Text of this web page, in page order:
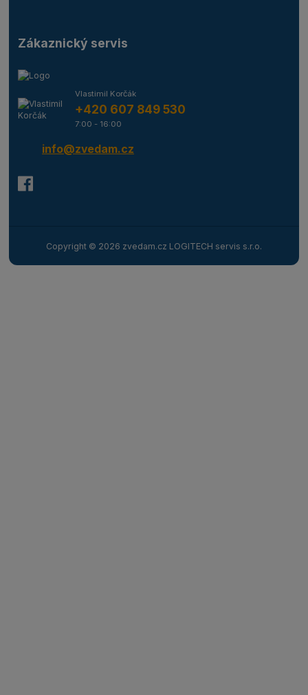
Zákaznický servis
Vlastimil Korčák
+420 607 849 530
7:00 - 16:00
info@zvedam.cz
Copyright © 2026 zvedam.cz LOGITECH servis s.r.o.